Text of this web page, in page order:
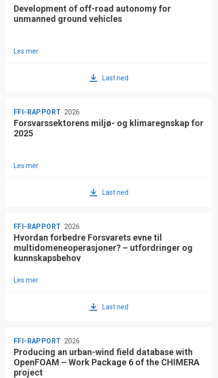
Development of off-road autonomy for
unmanned ground vehicles
Les mer
Last ned
FFI-RAPPORT 2026
Forsvarssektorens miljø- og klimaregnskap for
2025
Les mer
Last ned
FFI-RAPPORT 2026
Hvordan forbedre Forsvarets evne til
multidomeneoperasjoner? – utfordringer og
kunnskapsbehov
Les mer
Last ned
FFI-RAPPORT 2026
Producing an urban-wind field database with
OpenFOAM – Work Package 6 of the CHIMERA
project